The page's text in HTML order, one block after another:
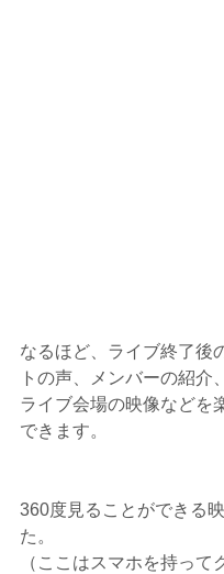
なるほど、ライブ終了後
トの声、メンバーの紹介、
ライブ会場の映像などを
できます。
360度見ることができる
た。
（ここはスマホを持って